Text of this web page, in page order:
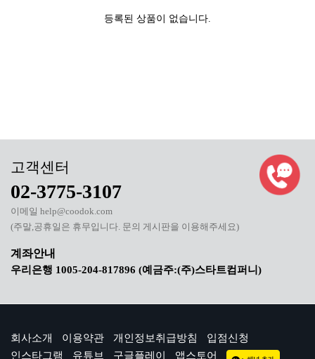
등록된 상품이 없습니다.
02-3775-3107
이메일 help@coodok.com
(주말,공휴일은 휴무입니다. 문의 게시판을 이용해주세요)
우리은행 1005-204-817896 (예금주:(주)스타트컴퍼니)
회사소개 이용약관 개인정보취급방침
입점신청
인스타그램
유튜브 구글플레이 앱스토어